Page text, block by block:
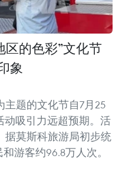
的色彩”文化节
象
主题的文化节自7月25
动吸引力远超预期。活
据莫斯科旅游局初步统
游客约96.8万人次。